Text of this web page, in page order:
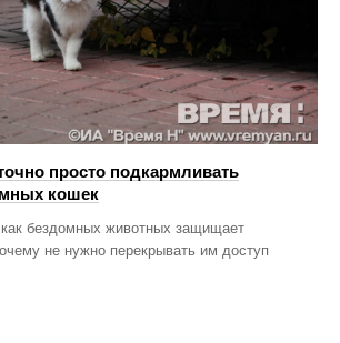
просто подкармливать
кошек
как бездомных животных защищает
не нужно перекрывать им доступ